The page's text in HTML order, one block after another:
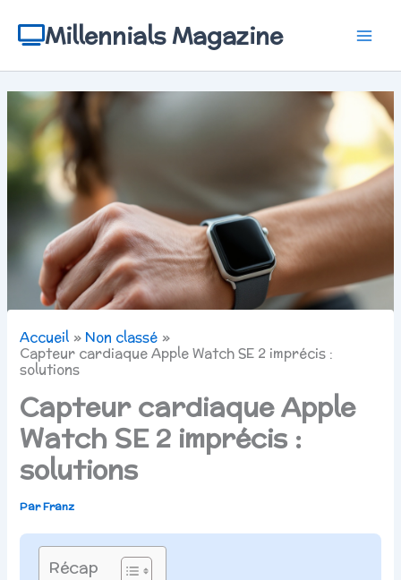
contenuMillennials Magazine
Accueil
Non classé
Capteur cardiaque Apple Watch SE 2 imprécis :
solutions
Capteur cardiaque Apple
Watch SE 2 imprécis :
solutions
ParFranz
Récap